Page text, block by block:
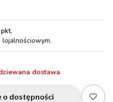
.
dostawa
o dostępności